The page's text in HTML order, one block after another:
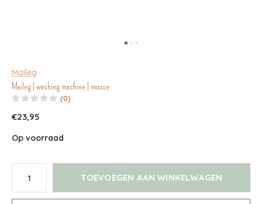
Maileg
Maileg | washing machine | mouse
(0)
€23,95
Op voorraad
TOEVOEGEN AAN WINKELWAGEN